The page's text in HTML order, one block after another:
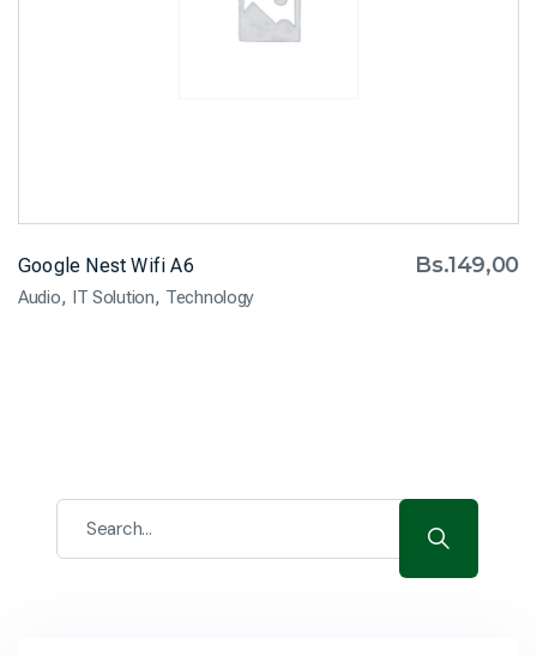
Google Nest Wifi A6 Bs.149,00
Audio, IT Solution, Technology